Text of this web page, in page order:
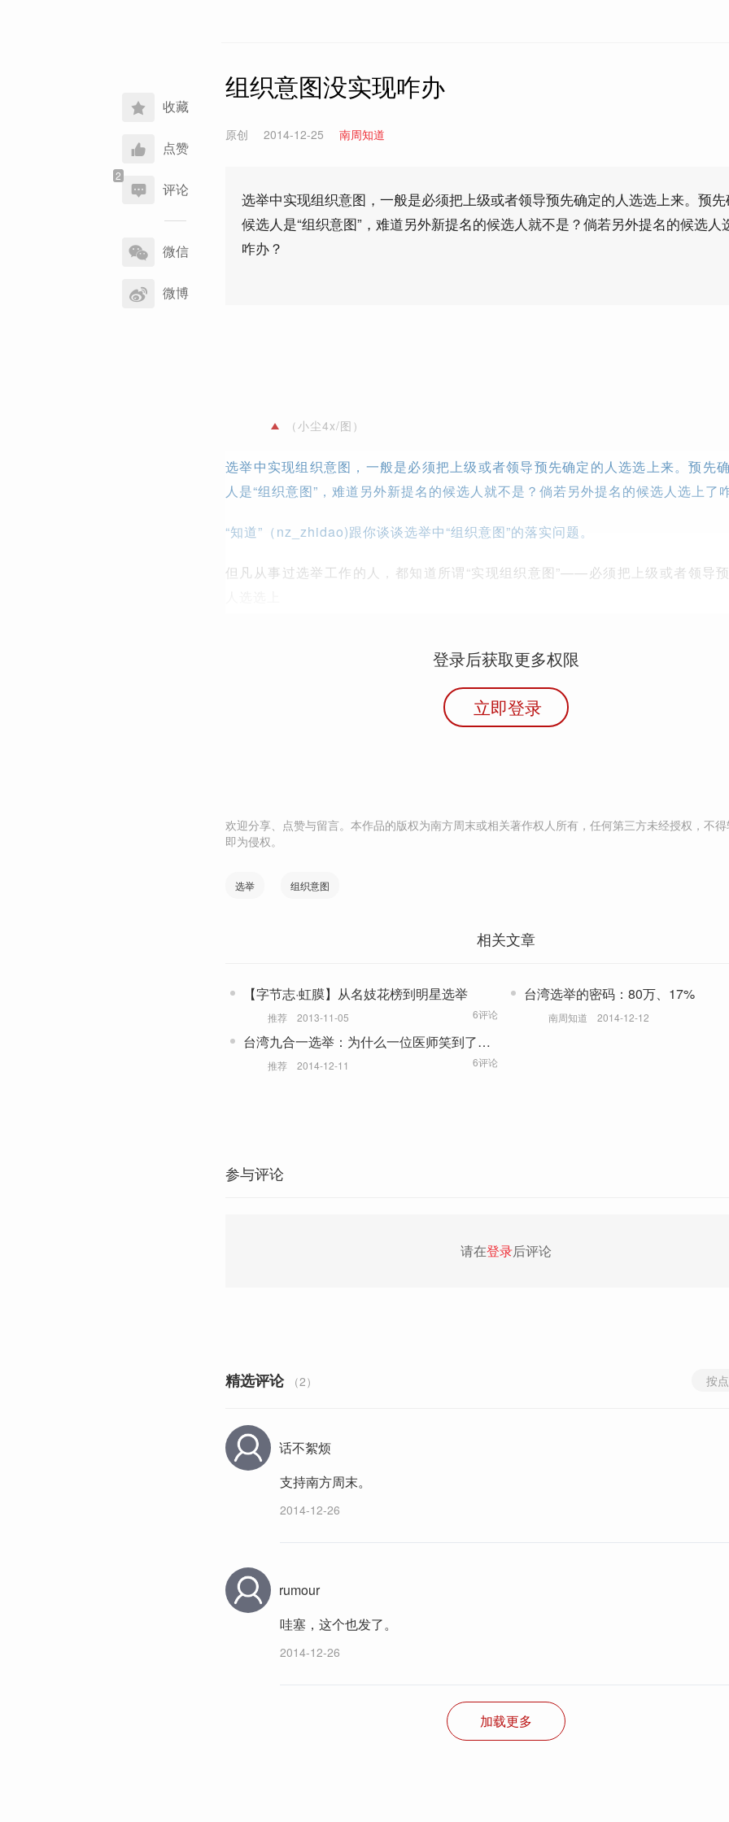
收藏
点赞
评论
享
到
微信
微博
组织意图没实现咋办
原创 2014-12-25 南周知道
选举中实现组织意图，一般是必须把上级或者领导预先确定的人选选上来。预
候选人是“组织意图”，难道另外新提名的候选人就不是？倘若另外提名的候选人
咋办？
（小尘4x/图）
选举中实现组织意图，一般是必须把上级或者领导预先确定的人选选上来。预先
人是“组织意图”，难道另外新提名的候选人就不是？倘若另外提名的候选人选上了
“知道”（nz_zhidao)跟你谈谈选举中“组织意图”的落实问题。
但凡从事过选举工作的人，都知道所谓“实现组织意图”——必须把上级或者领导
登录后获取更多权限
立即登录
欢迎分享、点赞与留言。本作品的版权为南方周末或相关著作权人所有，任何第三方未经授权，不
即为侵权。
选举 组织意图
相关文章
【字节志·虹膜】从名妓花榜到明星选举
推荐 2013-11-05 6评论
台湾选举的密码：80万、17%
南周知道 2014-12-12
台湾九合一选举：为什么一位医师笑到了最
推荐 2014-12-11 6评论
参与评论
请在登录后评论
精选评论 （2） 按
话不絮烦
支持南方周末。
2014-12-26
rumour
哇塞，这个也发了。
2014-12-26
加载更多